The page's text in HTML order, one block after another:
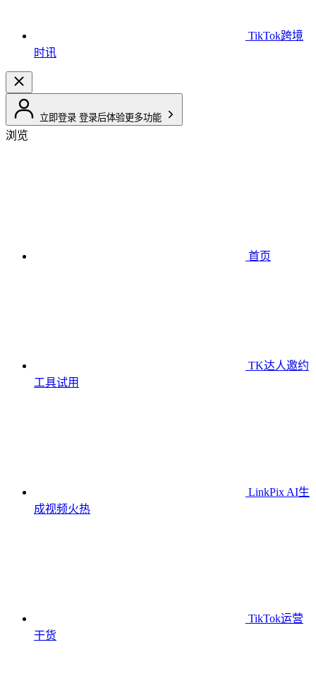
TikTok跨境
时讯
立即登录 登录后体验更多功能
浏览
首页
TK达人邀约
工具试用
LinkPix AI生
成视频火热
TikTok运营
干货